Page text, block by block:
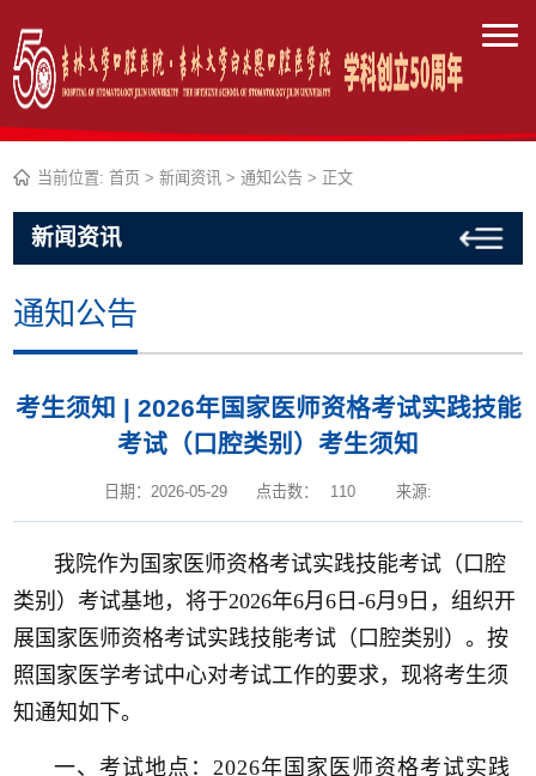
当前位置:首页 >新闻资讯 >通知公告 > 正文
新闻资讯
通知公告
考生须知 | 2026年国家医师资格考试实践技能
考试（口腔类别）考生须知
日期：2026-05-29 点击数： 110 来源:
我院作为国家医师资格考试实践技能考试（口腔
类别）考试基地，将于2026年6月6日-6月9日，组织开
展国家医师资格考试实践技能考试（口腔类别）。按
照国家医学考试中心对考试工作的要求，现将考生须
知通知如下。
一、考试地点：2026年国家医师资格考试实践